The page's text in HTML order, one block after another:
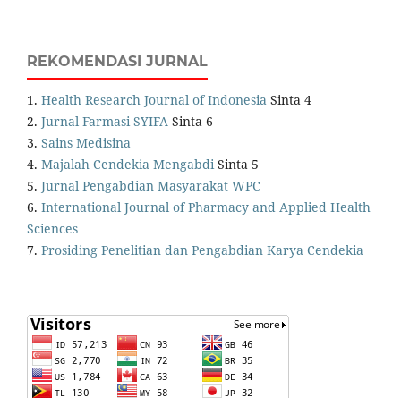
REKOMENDASI JURNAL
1. Health Research Journal of Indonesia Sinta 4
2. Jurnal Farmasi SYIFA Sinta 6
3. Sains Medisina
4. Majalah Cendekia MengabdiSinta 5
5. Jurnal Pengabdian Masyarakat WPC
6. International Journal of Pharmacy and Applied Health
Sciences
7. Prosiding Penelitian dan Pengabdian Karya Cendekia